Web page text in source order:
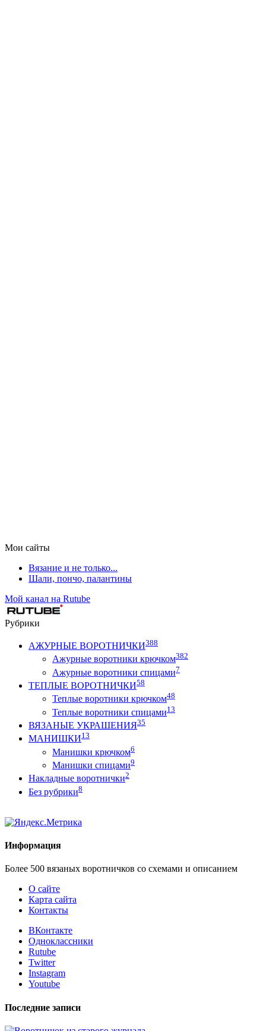
Мои сайты
Вязание и не только...
Шали, пончо, палантины
Мой канал на Rutube
Рубрики
АЖУРНЫЕ ВОРОТНИЧКИ388
Ажурные воротники крючком382
Ажурные воротники спицами7
ТЕПЛЫЕ ВОРОТНИЧКИ58
Теплые воротники крючком48
Теплые воротники спицами13
ВЯЗАНЫЕ УКРАШЕНИЯ35
МАНИШКИ13
Манишки крючком6
Манишки спицами9
Накладные воротнички2
Без рубрики8
Информация
Более 500 вязаных воротничков со схемами и описанием
О сайте
Карта сайта
Контакты
ВКонтакте
Одноклассники
Rutube
Twitter
Instagram
Youtube
Последние записи